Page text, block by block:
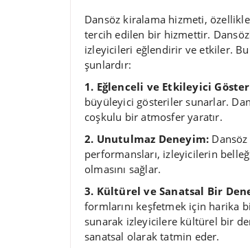
Dansöz kiralama hizmeti,
tercih edilen bir hizmettir.
izleyicileri eğlendirir ve etkiler. Bu
şunlardır:
1. Eğlenceli ve Etkileyici
büyüleyici gösteriler sunarlar.
coşkulu bir atmosfer yaratır.
2. Unutulmaz Deneyim:
performansları, izleyicilerin
olmasını sağlar.
3. Kültürel ve Sanatsal Bir
formlarını keşfetmek için harika
sunarak izleyicilere kültürel bir
sanatsal olarak tatmin eder.